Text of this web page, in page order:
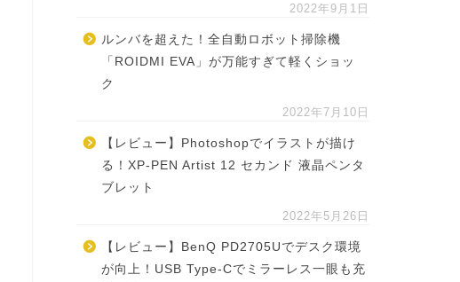
2022年9月1日
ルンバを超えた！全自動ロボット掃除機
「ROIDMI EVA」が万能すぎて軽くショッ
ク
2022年7月10日
【レビュー】Photoshopでイラストが描け
る！XP-PEN Artist 12 セカンド 液晶ペンタ
ブレット
2022年5月26日
【レビュー】BenQ PD2705Uでデスク環境
が向上！USB Type-Cでミラーレス一眼も充